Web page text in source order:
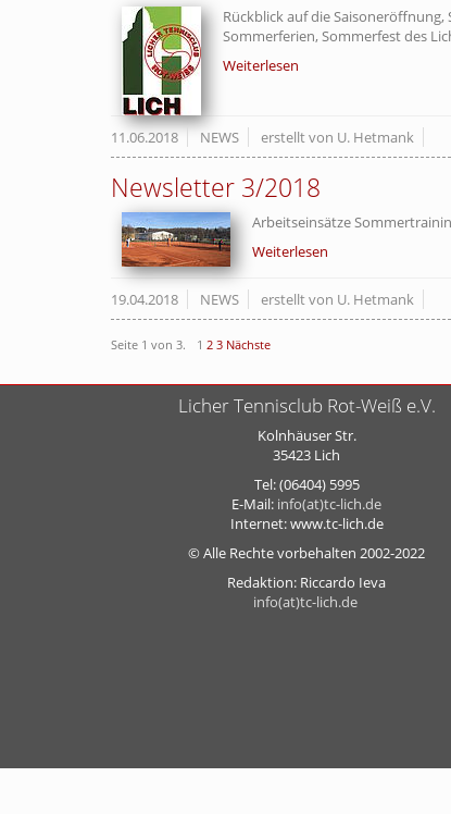
Rückblick auf die
Sommerferien, Sommerfest des
Weiterlesen
11.06.2018 NEWS erstellt von U. Hetmank
Newsletter 3/2018
Arbeitseinsätze
Weiterlesen
19.04.2018 NEWS erstellt von U. Hetmank
Seite 1 von 3. 1 2 3 Nächste
Licher Tennisclub Rot-Weiß e.V.
Kolnhäuser Str.
35423 Lich
Tel: (06404) 5995
E-Mail: info(at)tc-lich.de
Internet: www.tc-lich.de
© Alle Rechte vorbehalten 2002-2022
Redaktion: Riccardo Ieva
info(at)tc-lich.de